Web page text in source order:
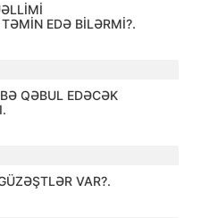
EDƏ BİLƏRMİ?.
QƏBUL EDƏCƏK
VAR?.